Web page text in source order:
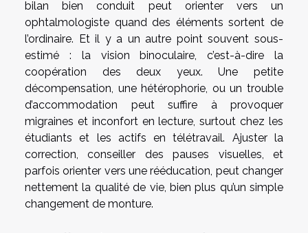
bilan bien conduit peut orienter vers un
ophtalmologiste quand des éléments sortent de
l’ordinaire. Et il y a un autre point souvent sous-
estimé : la vision binoculaire, c’est-à-dire la
coopération des deux yeux. Une petite
décompensation, une hétérophorie, ou un trouble
d’accommodation peut suffire à provoquer
migraines et inconfort en lecture, surtout chez les
étudiants et les actifs en télétravail. Ajuster la
correction, conseiller des pauses visuelles, et
parfois orienter vers une rééducation, peut changer
nettement la qualité de vie, bien plus qu’un simple
changement de monture.